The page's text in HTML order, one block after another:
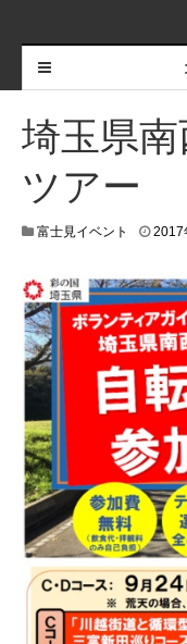
埼玉県
ツアー
富士見イベント 2017